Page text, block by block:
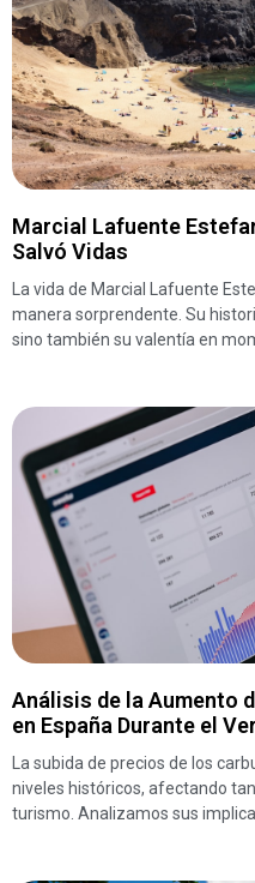
Marcial Lafuente
Salvó Vidas
La vida de Marcial Lafuente
manera sorprendente. Su
sino también su valentía en
Análisis de la Aumento
en España Durante el
La subida de precios de los
niveles históricos, afectando
turismo. Analizamos sus